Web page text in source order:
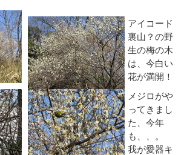
アイコード
裏山？の野
生の梅の木
は、今白い
花が満開！
メジロがや
ってきまし
た、今年
も、、。
我が愛器キ